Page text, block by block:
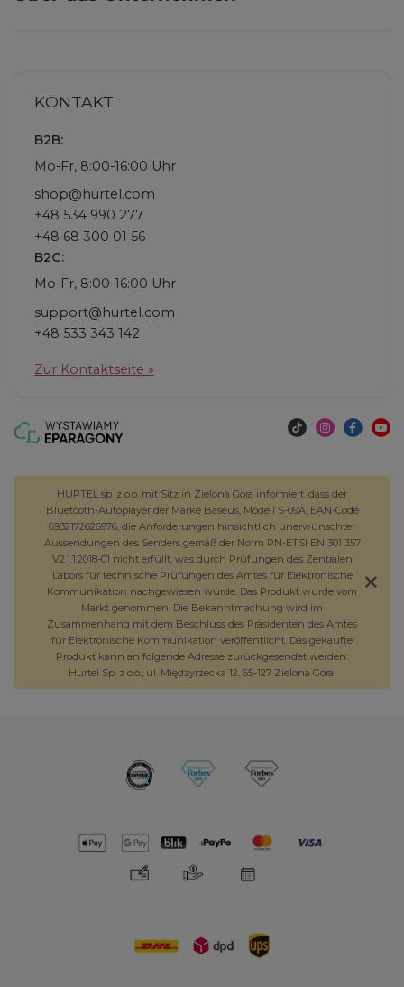
KONTAKT
B2B:
Mo-Fr, 8:00-16:00 Uhr
shop@hurtel.com
+48 534 990 277
+48 68 300 01 56
B2C:
Mo-Fr, 8:00-16:00 Uhr
support@hurtel.com
+48 533 343 142
Zur Kontaktseite »
HURTEL sp. z o.o. mit Sitz in Zielona Góra informiert, dass der
Bluetooth-Autoplayer der Marke Baseus, Modell S-09A, EAN-Code
6932172626976, die Anforderungen hinsichtlich unerwünschter
Aussendungen des Senders gemäß der Norm PN-ETSI EN 301 357
V2.1.1:2018-01 nicht erfüllt, was durch Prüfungen des Zentralen
Labors für technische Prüfungen des Amtes für Elektronische
Kommunikation nachgewiesen wurde. Das Produkt wurde vom
Markt genommen. Die Bekanntmachung wird im
Zusammenhang mit dem Beschluss des Präsidenten des Amtes
für Elektronische Kommunikation veröffentlicht. Das gekaufte
Produkt kann an folgende Adresse zurückgesendet werden:
Hurtel Sp. z o.o., ul. Międzyrzecka 12, 65-127 Zielona Góra.